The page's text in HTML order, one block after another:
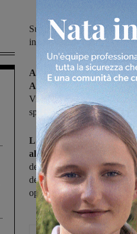
Sul posto i Vigili del fuoco
interessato soltanto il
Ancora un mezzo che
A1 all'altezza del
Vigili del fuoco di
spegnere le fiamme che
L'incendio ha
alcune campane
in
dei rifiuti. Nessuna persona
dell'A1 fra Firenze Sud e
operazioni di spegnimento.